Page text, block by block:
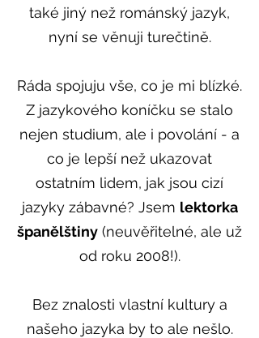
také jiný než románský jazyk,
nyní se věnuji turečtině.
Ráda spojuju vše, co je mi blízké.
Z jazykového koníčku se stalo
nejen studium, ale i povolání - a
co je lepší než ukazovat
ostatním lidem, jak jsou cizí
jazyky zábavné? Jsem lektorka
španělštiny (neuvěřitelné, ale už
od roku 2008!).
Bez znalosti vlastní kultury a
našeho jazyka by to ale nešlo.